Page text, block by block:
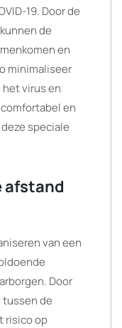
19. Door de
de
en
minimaliseer
virus en
en
speciale
afstand
van een
Door
tussen de
risico op